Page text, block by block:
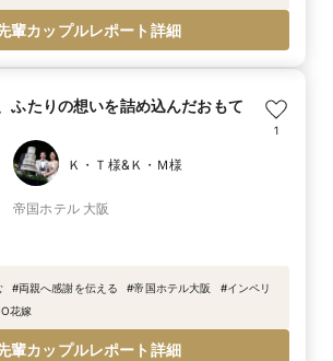
輩カップルレポート詳細
ふたりの想いを詰め込んだおもて
1
Ｋ・Ｔ様&Ｋ・Ｍ様
帝国ホテル 大阪
#両親へ感謝を伝える #帝国ホテル大阪 #インペリ
花嫁
輩カップルレポート詳細